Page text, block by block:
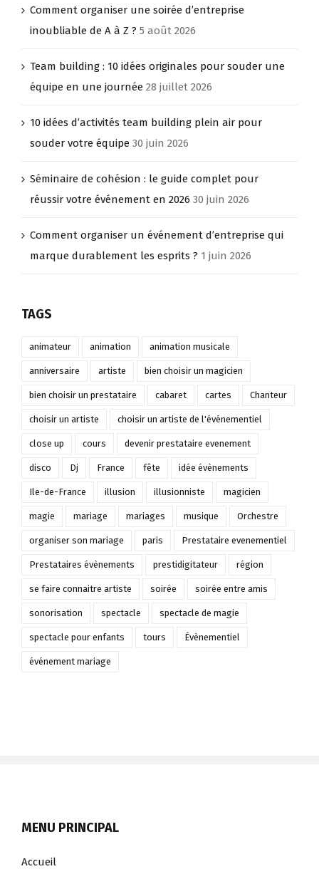
Comment organiser une soirée d’entreprise
inoubliable de A à Z ? 5 août 2026
Team building : 10 idées originales pour souder une
équipe en une journée 28 juillet 2026
10 idées d’activités team building plein air pour
souder votre équipe 30 juin 2026
Séminaire de cohésion : le guide complet pour
réussir votre événement en 2026 30 juin 2026
Comment organiser un événement d’entreprise qui
marque durablement les esprits ? 1 juin 2026
TAGS
animateur animation animation musicale
anniversaire artiste bien choisir un magicien
bien choisir un prestataire cabaret cartes Chanteur
choisir un artiste choisir un artiste de l'événementiel
close up cours devenir prestataire evenement
disco Dj France fête idée évènements
Ile-de-France illusion illusionniste magicien
magie mariage mariages musique Orchestre
organiser son mariage paris Prestataire evenementiel
Prestataires évènements prestidigitateur région
se faire connaitre artiste soirée soirée entre amis
sonorisation spectacle spectacle de magie
spectacle pour enfants tours Évènementiel
événement mariage
MENU PRINCIPAL
Accueil